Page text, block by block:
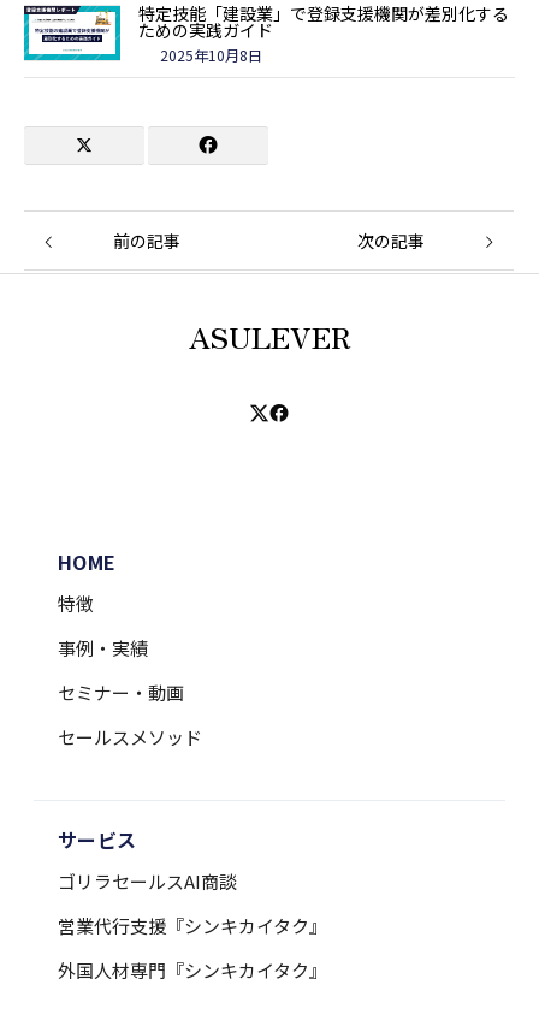
特定技能「建設業」で登録支援機関が差別化する
ための実践ガイド
2025年10月8日
前の記事 次の記事
ASULEVER
HOME
特徴
事例・実績
セミナー・動画
セールスメソッド
サービス
ゴリラセールスAI商談
営業代行支援『シンキカイタク』
外国人材専門『シンキカイタク』